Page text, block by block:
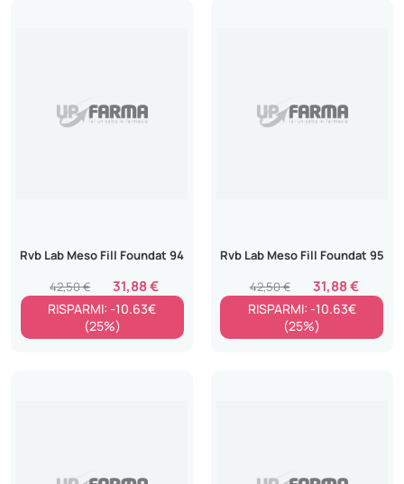
Rvb Lab Meso Fill Foundat 94
31,88 €
42,50 €
RISPARMI: -10.63€
(25%)
Rvb Lab Meso Fill Foundat 95
31,88 €
42,50 €
RISPARMI: -10.63€
(25%)